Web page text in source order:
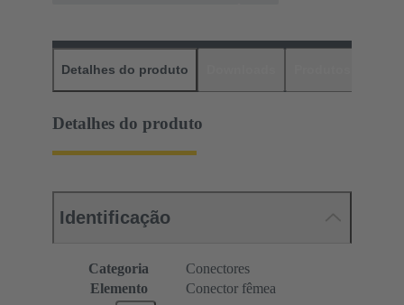
Detalhes do produto
Detalhes do produto
Identificação
Categoria
Conectores
Elemento
Conector fêmea